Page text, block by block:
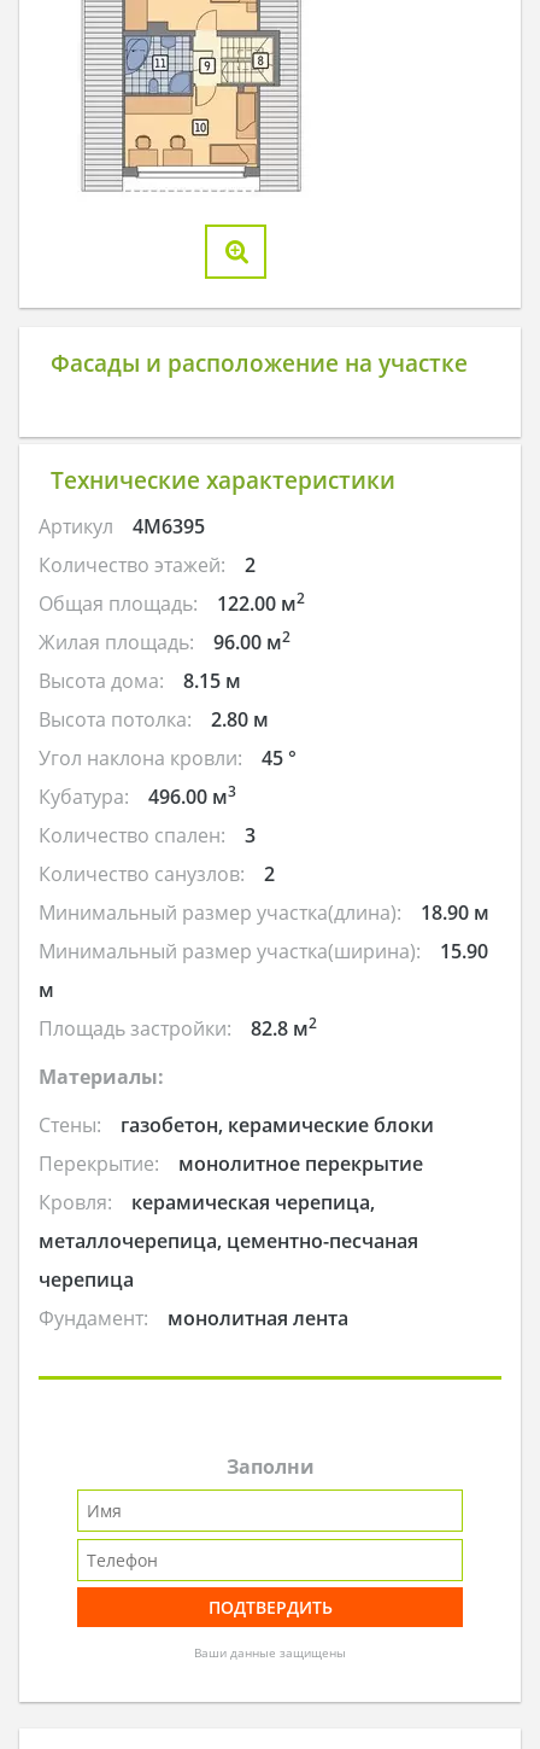
Фасады и расположение на участке
Технические характеристики
Артикул
4M6395
Количество этажей:
2
Общая площадь:
122.00 м2
Жилая площадь: 96.00 м2
Высота дома:
8.15 м
Высота потолка:
2.80 м
Угол наклона кровли:
45 °
Кубатура:
496.00 м3
Количество спален:
3
Количество санузлов:
2
Минимальный размер участка(длина):
18.90 м
Минимальный размер участка(ширина):
15.90
м
Площадь застройки:
82.8 м2
Материалы:
Стены:
газобетон, керамические блоки
Перекрытие:
монолитное перекрытие
Кровля:
керамическая черепица,
металлочерепица, цементно-песчаная
черепица
Фундамент:
монолитная лента
Заполни
Ваши данные защищены